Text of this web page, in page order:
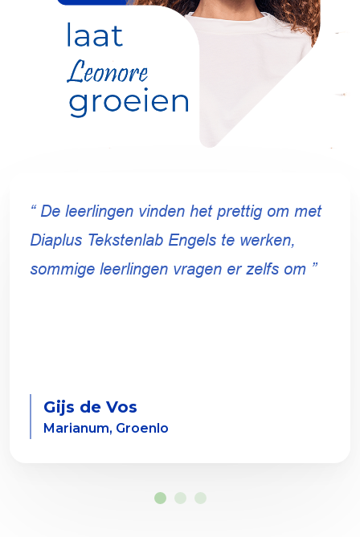
“ De leerlingen vinden het prettig om met
Diaplus Tekstenlab Engels te werken,
sommige leerlingen vragen er zelfs om ”
Gijs de Vos
Marianum, Groenlo